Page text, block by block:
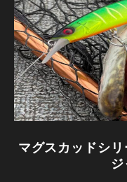
マグスカッドシ